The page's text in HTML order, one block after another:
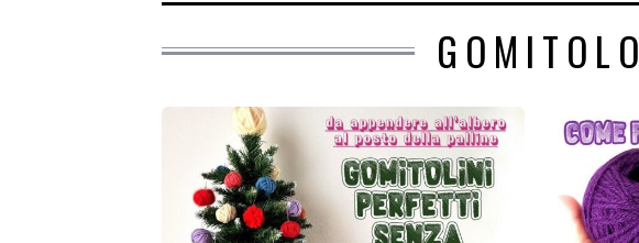
GOMITOLO